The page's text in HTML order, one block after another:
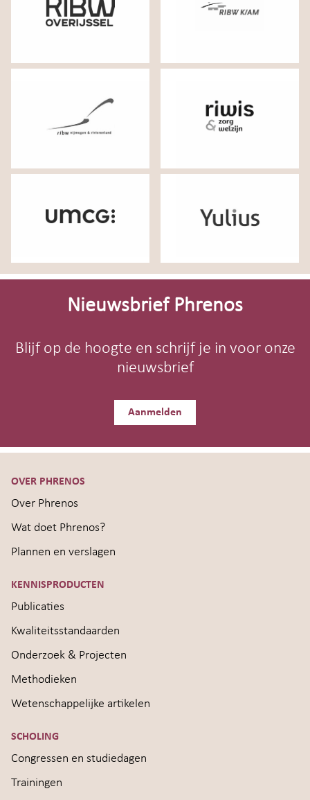
Site-
Nieuwsbrief Phrenos
Blijf op de hoogte en schrijf je in voor onze
nieuwsbrief
Aanmelden
OVER PHRENOS
Over Phrenos
Wat doet Phrenos?
Plannen en verslagen
KENNISPRODUCTEN
Publicaties
Kwaliteitsstandaarden
Onderzoek & Projecten
Methodieken
Wetenschappelijke artikelen
SCHOLING
Congressen en studiedagen
Trainingen